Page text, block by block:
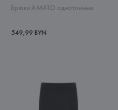
Брюки AMATO однотонные
549,99 BYN